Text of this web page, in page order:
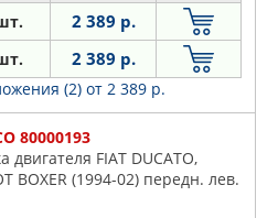
2 389 р.
2 389 р.
(2) от 2 389 р.
80000193
двигателя FIAT DUCATO,
BOXER (1994-02) передн. лев.